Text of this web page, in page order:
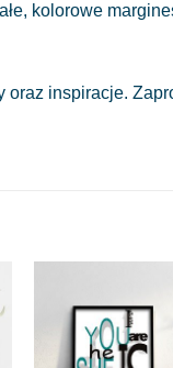
kolorowe
oraz inspiracje.